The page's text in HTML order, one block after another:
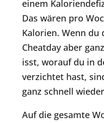
einem
Das wären pro
Kalorien. Wenn du
Cheatday aber
isst, worauf du in
verzichtet hast,
ganz schnell
Auf die gesamte